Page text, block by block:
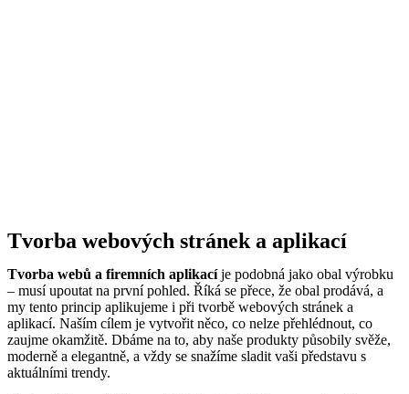
Tvorba webových stránek a aplikací
Tvorba webů a firemních aplikacíje podobná jako obal výrobku
– musí upoutat na první pohled. Říká se přece, že obal prodává, a
my tento princip aplikujeme i při tvorbě webových stránek a
aplikací. Naším cílem je vytvořit něco, co nelze přehlédnout, co
zaujme okamžitě. Dbáme na to, aby naše produkty působily svěže,
moderně a elegantně, a vždy se snažíme sladit vaši představu s
aktuálními trendy.